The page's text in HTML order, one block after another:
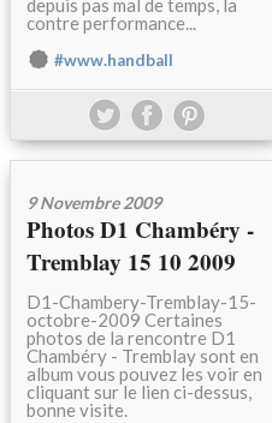
depuis pas mal de temps, la
contre performance...
#www.handball
9 Novembre 2009
Photos D1 Chambéry -
Tremblay 15 10 2009
D1-Chambery-Tremblay-15-
octobre-2009 Certaines
photos de la rencontre D1
Chambéry - Tremblay sont en
album vous pouvez les voir en
cliquant sur le lien ci-dessus,
bonne visite.